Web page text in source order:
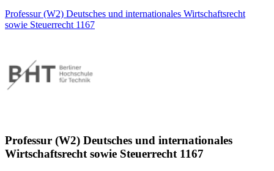
Professur (W2) Deutsches und internationales Wirtschaftsrecht
sowie Steuerrecht 1167
Professur (W2) Deutsches und internationales
Wirtschaftsrecht sowie Steuerrecht 1167